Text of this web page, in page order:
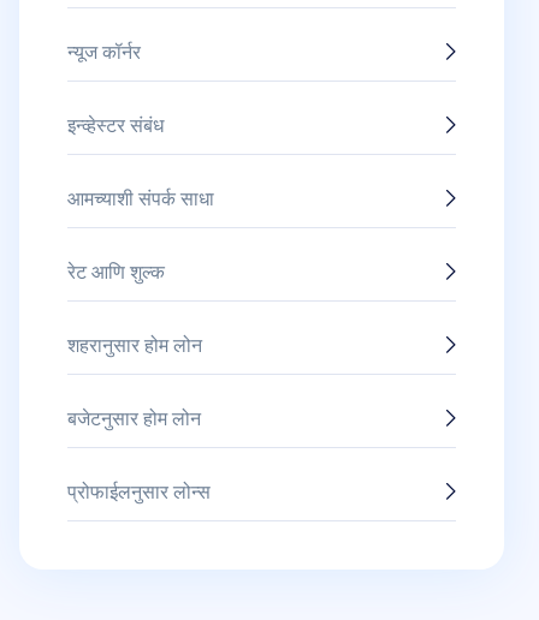
न्यूज कॉर्नर
इन्व्हेस्टर संबंध
आमच्याशी संपर्क साधा
रेट आणि शुल्क
शहरानुसार होम लोन
बजेटनुसार होम लोन
प्रोफाईलनुसार लोन्स